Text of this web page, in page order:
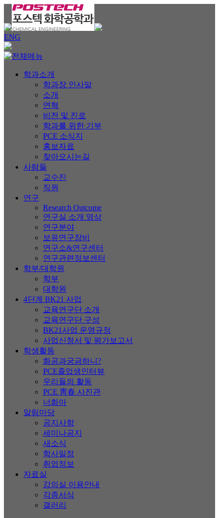
ENG
학과소개
학과장 인사말
소개
연혁
비전 및 진로
학과를 위한 기부
PCE 소식지
홍보자료
찾아오시는길
사람들
교수진
직원
연구
Research Outcome
연구실 소개 영상
연구분야
보유연구장비
연구소&연구센터
연구관련정보센터
학부/대학원
학부
대학원
4단계 BK21 사업
교육연구단 소개
교육연구단 구성
BK21사업 운영규정
사업신청서 및 평가보고서
학생활동
화공과궁금하니?
PCE졸업생인터뷰
우리들의 활동
PCE 靑春 사진관
너화아
알림마당
공지사항
세미나공지
새소식
학사일정
취업정보
자료실
강의실 이용안내
각종서식
갤러리